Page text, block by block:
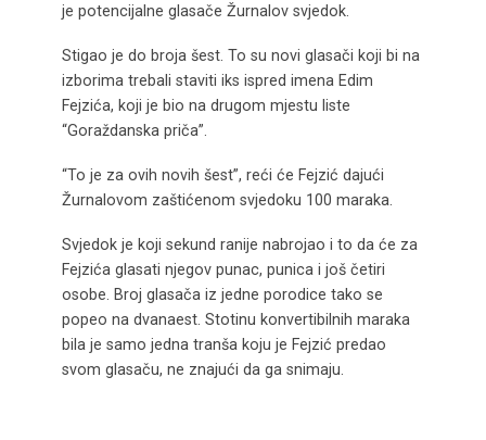
je potencijalne glasače Žurnalov svjedok.
Stigao je do broja šest. To su novi glasači koji bi na
izborima trebali staviti iks ispred imena Edim
Fejzića, koji je bio na drugom mjestu liste
“Goraždanska priča”.
“To je za ovih novih šest”, reći će Fejzić dajući
Žurnalovom zaštićenom svjedoku 100 maraka.
Svjedok je koji sekund ranije nabrojao i to da će za
Fejzića glasati njegov punac, punica i još četiri
osobe. Broj glasača iz jedne porodice tako se
popeo na dvanaest. Stotinu konvertibilnih maraka
bila je samo jedna tranša koju je Fejzić predao
svom glasaču, ne znajući da ga snimaju.